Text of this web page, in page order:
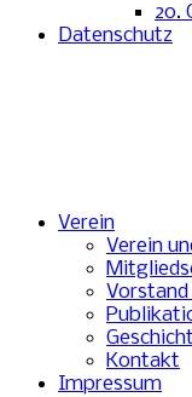
20.
Datenschutz
Verein
Verein
Vorstand
Kontakt
Impressum